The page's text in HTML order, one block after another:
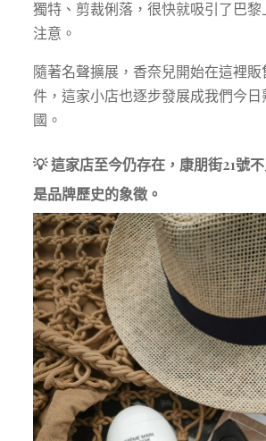
獨特、剪裁俐落，很快就吸引了巴黎
注意。
隨著名聲擴展，香奈兒開始在這裡
件，這家小店也逐步發展成我們今日
國。
💡 這家店至今仍存在，康朋街21號
是品牌歷史的象徵。